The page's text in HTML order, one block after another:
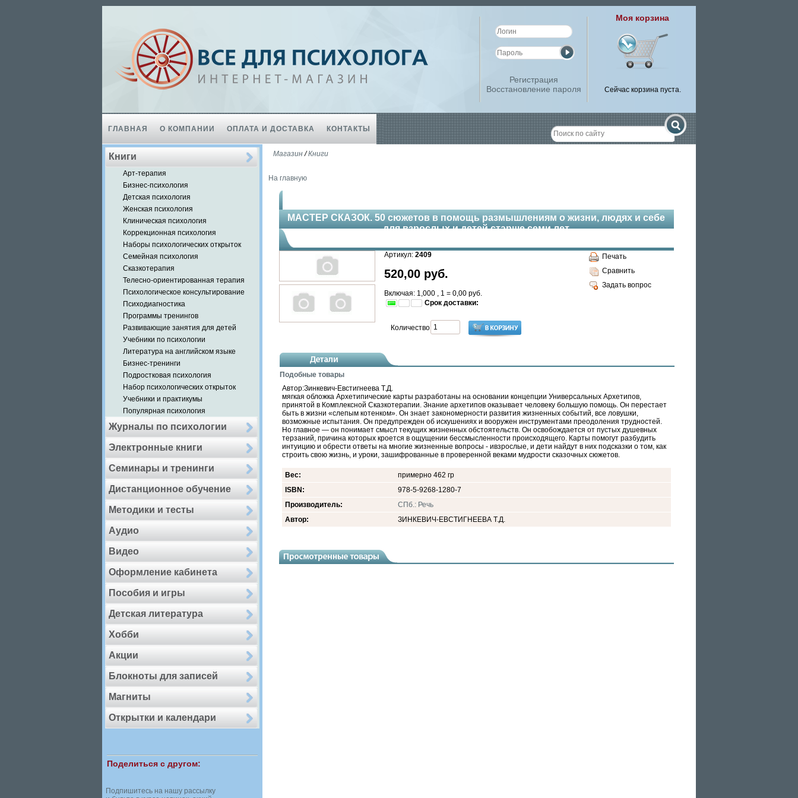
Регистрация
Восстановление пароля
Моя корзина
Сейчас корзина пуста.
ГЛАВНАЯ О КОМПАНИИ ОПЛАТА И ДОСТАВКА КОНТАКТЫ
Книги
Арт-терапия
Бизнес-психология
Детская психология
Женская психология
Клиническая психология
Коррекционная психология
Наборы психологических открыток
Семейная психология
Сказкотерапия
Телесно-ориентированная терапия
Психологическое консультирование
Психодиагностика
Программы тренингов
Развивающие занятия для детей
Учебники по психологии
Литература на английском языке
Бизнес-тренинги
Подростковая психология
Набор психологических открыток
Учебники и практикумы
Популярная психология
Журналы по психологии
Электронные книги
Семинары и тренинги
Дистанционное обучение
Методики и тесты
Аудио
Видео
Оформление кабинета
Пособия и игры
Детская литература
Хобби
Акции
Блокноты для записей
Магниты
Открытки и календари
Поделиться с другом:
Подпишитесь на нашу рассылку
Магазин/Книги
На главную
МАСТЕР СКАЗОК. 50 сюжетов в помощь размышлениям о жизни, людях и себе
для взрослых и детей старше семи лет
Артикул: 2409
520,00 руб.
Включая: 1,000 , 1 = 0,00руб.
Срок доставки:
Печать
Сравнить
Задать вопрос
Количество
Подобные товары
Автор:Зинкевич-Евстигнеева Т.Д.
мягкая обложка Архетипические карты разработаны на основании концепции Универсальных Архетипов,
принятой в Комплексной Сказкотерапии. Знание архетипов оказывает человеку большую помощь. Он перестает
быть в жизни «слепым котенком». Он знает закономерности развития жизненных событий, все ловушки,
возможные испытания. Он предупрежден об искушениях и вооружен инструментами преодоления трудностей.
Но главное — он понимает смысл текущих жизненных обстоятельств. Он освобождается от пустых душевных
терзаний, причина которых кроется в ощущении бессмысленности происходящего. Карты помогут разбудить
интуицию и обрести ответы на многие жизненные вопросы - ивзрослые, и дети найдут в них подсказки о том, как
строить свою жизнь, и уроки, зашифрованные в проверенной веками мудрости сказочных сюжетов.
Вес:
примерно 462 гр
ISBN:
978-5-9268-1280-7
Производитель:
СПб.: Речь
Автор:
ЗИНКЕВИЧ-ЕВСТИГНЕЕВА Т.Д.